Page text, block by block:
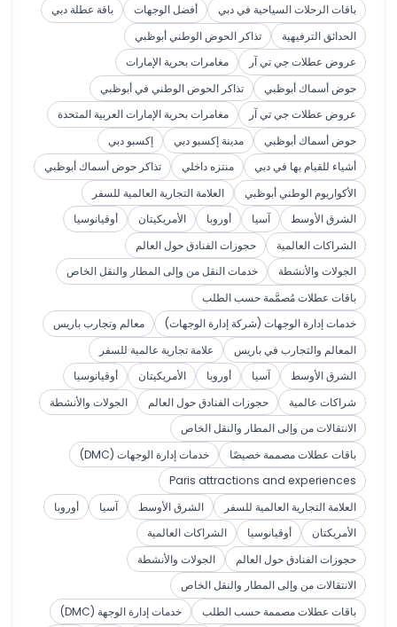
باقات الرحلات السياحية في دبي
أفضل الوجهات
باقة عطلة دبي
الحدائق الترفيهية
تذاكر الحوض الوطني أبوظبي
عروض عطلات جي تي آر
مغامرات بحرية الإمارات
حوض أسماك أبوظبي
تذاكر الحوض الوطني في أبوظبي
عروض عطلات جي تي آر
مغامرات بحرية الإمارات العربية المتحدة
حوض أسماك أبوظبي
مدينة إكسبو دبي
إكسبو دبي
أشياء للقيام بها في دبي
منتزه داخلي
تذاكر حوض أسماك أبوظبي
الأكواريوم الوطني أبوظبي
العلامة التجارية العالمية للسفر
الشرق الأوسط
آسيا أوروبا الأمريكيتان
أوقيانوسيا
الشراكات العالمية
حجوزات الفنادق حول العالم
الجولات والأنشطة
خدمات النقل من وإلى المطار والنقل الخاص
باقات عطلات مُصمَّمة حسب الطلب
خدمات إدارة الوجهات (شركة إدارة الوجهات)
معالم وتجارب باريس
المعالم والتجارب في باريس
علامة تجارية عالمية للسفر
الشرق الأوسط
آسيا أوروبا الأمريكيتان
أوقيانوسيا
شراكات عالمية
حجوزات الفنادق حول العالم
الجولات والأنشطة
الانتقالات من وإلى المطار والنقل الخاص
باقات عطلات مصممة خصيصًا
خدمات إدارة الوجهات (DMC)
Paris attractions and experiences
العلامة التجارية العالمية للسفر
الشرق الأوسط آسيا
أوروبا
الأمريكتان
أوقيانوسيا
الشراكات العالمية
حجوزات الفنادق حول العالم
الجولات والأنشطة
الانتقالات من وإلى المطار والنقل الخاص
باقات عطلات مصممة حسب الطلب
خدمات إدارة الوجهة (DMC)